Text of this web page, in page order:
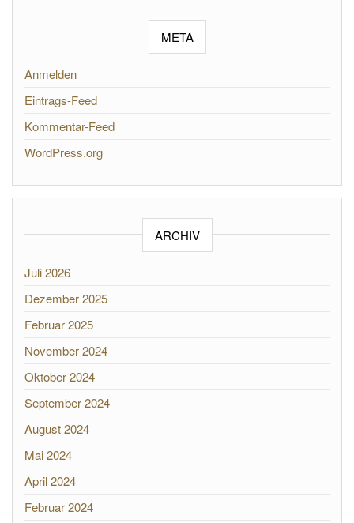
META
Anmelden
Eintrags-Feed
Kommentar-Feed
WordPress.org
ARCHIV
Juli 2026
Dezember 2025
Februar 2025
November 2024
Oktober 2024
September 2024
August 2024
Mai 2024
April 2024
Februar 2024